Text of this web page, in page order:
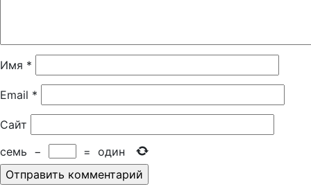
Имя *
Email *
Сайт
семь − = один